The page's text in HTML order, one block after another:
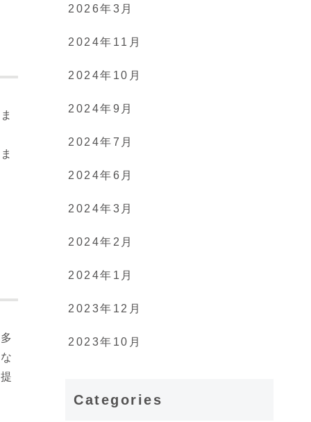
2026年3月
2024年11月
2024年10月
2024年9月
2024年7月
2024年6月
2024年3月
2024年2月
2024年1月
2023年12月
2023年10月
Categories